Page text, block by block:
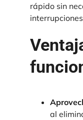
rápido sin
al